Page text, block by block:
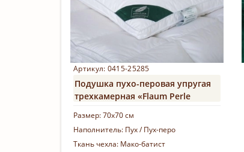
Артикул: 0415-25285
Подушка пухо-перовая упругая
трехкамерная «Flaum Perle
Размер:70х70 см
Наполнитель: Пух / Пух-перо
Ткань чехла: Мако-батист